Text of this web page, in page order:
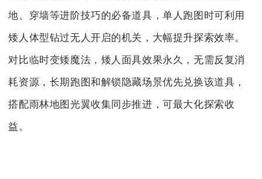
地、穿墙等进阶技巧的必备道具，单人跑图时可利用
矮人体型钻过无人开启的机关，大幅提升探索效率。
对比临时变矮魔法，矮人面具效果永久，无需反复消
耗资源，长期跑图和解锁隐藏场景优先兑换该道具，
搭配雨林地图光翼收集同步推进，可最大化探索收
益。